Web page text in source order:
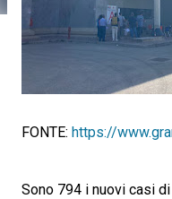
FONTE: https://
Sono 794 i nuovi casi